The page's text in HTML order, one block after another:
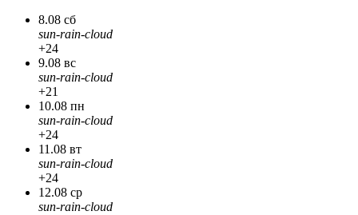
8.08 сб
sun-rain-cloud
+24
9.08 вс
sun-rain-cloud
+21
10.08 пн
sun-rain-cloud
+24
11.08 вт
sun-rain-cloud
+24
12.08 ср
sun-rain-cloud